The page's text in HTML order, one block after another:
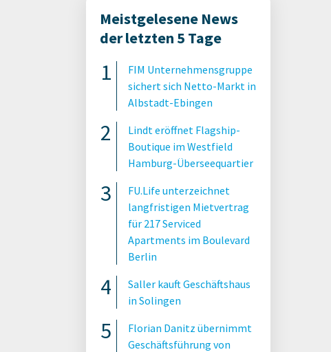
Meistgelesene News
der letzten 5 Tage
FIM Unternehmensgruppe
sichert sich Netto-Markt in
Albstadt-Ebingen
Lindt eröffnet Flagship-
Boutique im Westfield
Hamburg-Überseequartier
FU.Life unterzeichnet
langfristigen Mietvertrag
für 217 Serviced
Apartments im Boulevard
Berlin
Saller kauft Geschäftshaus
in Solingen
Florian Danitz übernimmt
Geschäftsführung von